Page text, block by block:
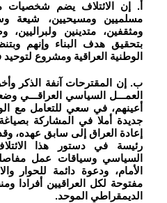
أ. إن الائتلاف يضم شخصيات
مسلميين ومسيحيين، شيعة
ومثقفين، متدينين
بتحقيق هدف البناء وإنهم
الوطنية العراقية ومشروع لتوحيد
ب. إن المقترحات آنفة الذكر
العمـــل السياسي العراقـــي
أعينهم، في سعي للتعامل مع
جديدة أملا في المشاركة
إعادة العراق إلى سابق عهده،
رئيسة في دستور هذا
السياسي وسياقات عمل
الأمام، ودعوة دائمة للحوار
مفتوحة لكل العراقيين أفرادا
الديمقراطي الموحد.